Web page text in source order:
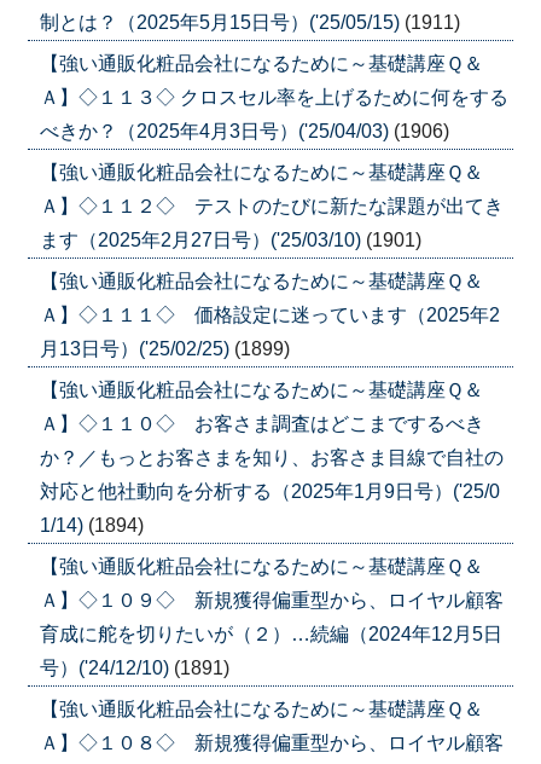
制とは？（2025年5月15日号）('25/05/15) (1911)
【強い通販化粧品会社になるために～基礎講座Ｑ＆
Ａ】◇１１３◇ クロスセル率を上げるために何をする
べきか？（2025年4月3日号）('25/04/03) (1906)
【強い通販化粧品会社になるために～基礎講座Ｑ＆
Ａ】◇１１２◇ テストのたびに新たな課題が出てき
ます（2025年2月27日号）('25/03/10) (1901)
【強い通販化粧品会社になるために～基礎講座Ｑ＆
Ａ】◇１１１◇ 価格設定に迷っています（2025年2
月13日号）('25/02/25) (1899)
【強い通販化粧品会社になるために～基礎講座Ｑ＆
Ａ】◇１１０◇ お客さま調査はどこまでするべき
か？／もっとお客さまを知り、お客さま目線で自社の
対応と他社動向を分析する（2025年1月9日号）('25/0
1/14) (1894)
【強い通販化粧品会社になるために～基礎講座Ｑ＆
Ａ】◇１０９◇ 新規獲得偏重型から、ロイヤル顧客
育成に舵を切りたいが（２）…続編（2024年12月5日
号）('24/12/10) (1891)
【強い通販化粧品会社になるために～基礎講座Ｑ＆
Ａ】◇１０８◇ 新規獲得偏重型から、ロイヤル顧客